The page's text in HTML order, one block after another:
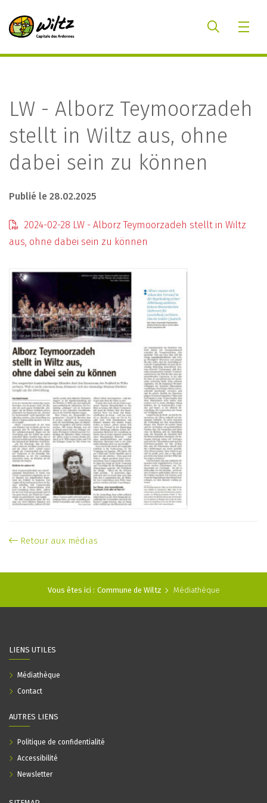
LW - Alborz Teymoorzadeh
stellt in Wiltz aus, ohne
dabei sein zu können
Publié le 28.02.2025
2024-02-28 LW - Alborz Teymoorzadeh stellt in Wiltz
aus, ohne dabei sein zu können
Retour aux médias
Vous êtes ici : Commune de Wiltz Médiathèque
LIENS UTILES
Médiathèque
Contact
AUTRES LIENS
Politique de confidentialité
Accessibilité
Newsletter